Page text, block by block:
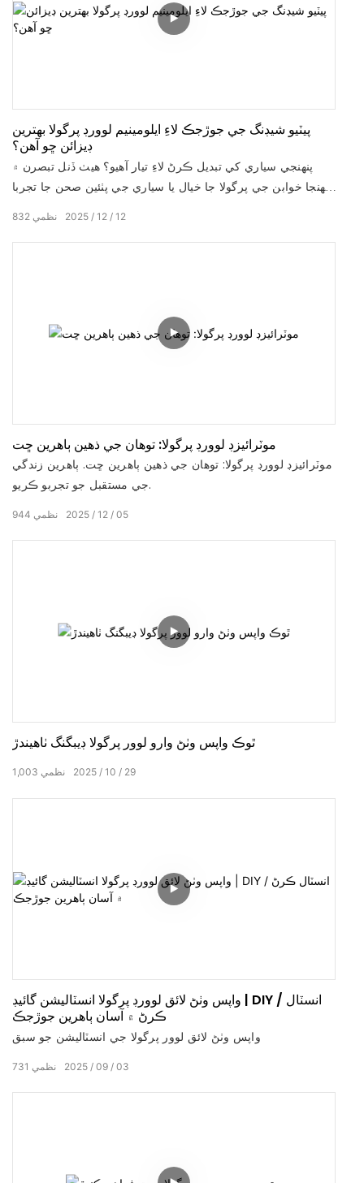
پيٽيو شيڊنگ جي جوڙجڪ لاءِ ايلومينيم لوورڊ پرگولا بهترين
ڊيزائن ڇو آهن؟
پنهنجي سياري کي تبديل ڪرڻ لاءِ تيار آهيو؟ هيٺ ڏنل تبصرن ۾
پنهنجا خوابن جي پرگولا جا خيال يا سياري جي پٺئين صحن جا تجربا
2025 12 12
832 نظمي
موٽرائيزڊ لوورڊ پرگولا: توهان جي ذهين ٻاهرين ڇت
موٽرائيزڊ لوورڊ پرگولا: توهان جي ذهين ٻاهرين ڇت. ٻاهرين زندگي
جي مستقبل جو تجربو ڪريو.
2025 12 05
944 نظمي
ٿوڪ واپس وٺڻ وارو لوور پرگولا ڊيبگنگ ٺاهيندڙ
2025 10 29
1,003 نظمي
واپس وٺڻ لائق لوورڊ پرگولا انسٽاليشن گائيڊ | DIY / انسٽال
ڪرڻ ۾ آسان ٻاهرين جوڙجڪ
واپس وٺڻ لائق لوور پرگولا جي انسٽاليشن جو سبق
2025 09 03
731 نظمي